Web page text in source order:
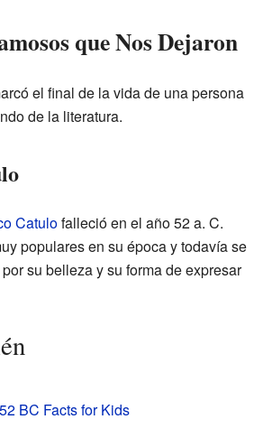
que Nos Dejaron
el final de la vida de una persona
de la literatura.
Catulofalleció en el año 52 a. C.
populares en su época y todavía se
su belleza y su forma de expresar
52 BC Facts for Kids